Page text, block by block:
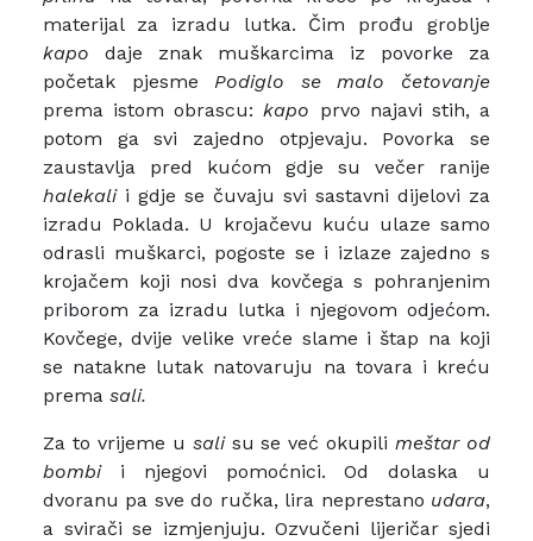
materijal za izradu lutka. Čim prođu groblje
kapo daje znak muškarcima iz povorke za
početak pjesmePodiglo se malo četovanje
prema istom obrascu:kapo prvo najavi stih, a
potom ga svi zajedno otpjevaju. Povorka se
zaustavlja pred kućom gdje su večer ranije
halekalii gdje se čuvaju svi sastavni dijelovi za
izradu Poklada. U krojačevu kuću ulaze samo
odrasli muškarci, pogoste se i izlaze zajedno s
krojačem koji nosi dva kovčega s pohranjenim
priborom za izradu lutka i njegovom odjećom.
Kovčege, dvije velike vreće slame i štap na koji
se natakne lutak natovaruju na tovara i kreću
prema sali.
Za to vrijeme u salisu se već okupilimeštar od
bombii njegovi pomoćnici. Od dolaska u
dvoranu pa sve do ručka, lira neprestano udara,
a svirači se izmjenjuju. Ozvučeni lijeričar sjedi